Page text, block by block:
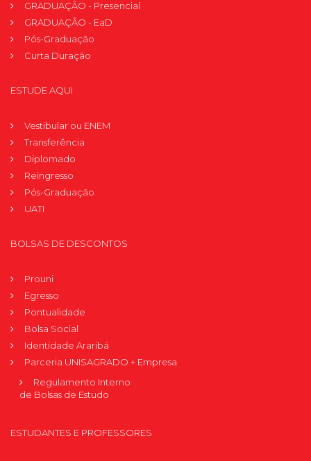
GRADUAÇÃO - Presencial
GRADUAÇÃO - EaD
Pós-Graduação
Curta Duração
ESTUDE AQUI
Vestibular ou ENEM
Transferência
Diplomado
Reingresso
Pós-Graduação
UATI
BOLSAS DE DESCONTOS
Prouni
Egresso
Pontualidade
Bolsa Social
Identidade Araribá
Parceria UNISAGRADO + Empresa
Regulamento Interno
de Bolsas de Estudo
ESTUDANTES E PROFESSORES